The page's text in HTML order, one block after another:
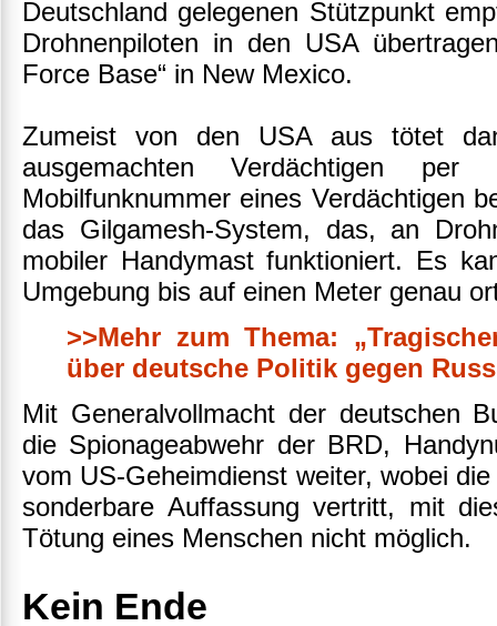
Deutschland gelegenen Stützpunkt
Drohnenpiloten in den USA
Force Base“ in New Mexico.
Zumeist von den USA aus tötet
ausgemachten Verdächtigen
Mobilfunknummer eines Verdächtigen
das Gilgamesh-System, das, an
mobiler Handymast funktioniert. Es
Umgebung bis auf einen Meter genau
>>Mehr zum Thema:
über deutsche Politik gegen
Mit Generalvollmacht der deutschen
die Spionageabwehr der BRD,
vom US-Geheimdienst weiter, wobei
sonderbare Auffassung vertritt, mit
Tötung eines Menschen nicht möglich.
Kein Ende